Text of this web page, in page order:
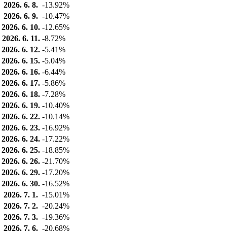
2026. 6. 8. -13.92%
2026. 6. 9. -10.47%
2026. 6. 10. -12.65%
2026. 6. 11. -8.72%
2026. 6. 12. -5.41%
2026. 6. 15. -5.04%
2026. 6. 16. -6.44%
2026. 6. 17. -5.86%
2026. 6. 18. -7.28%
2026. 6. 19. -10.40%
2026. 6. 22. -10.14%
2026. 6. 23. -16.92%
2026. 6. 24. -17.22%
2026. 6. 25. -18.85%
2026. 6. 26. -21.70%
2026. 6. 29. -17.20%
2026. 6. 30. -16.52%
2026. 7. 1. -15.01%
2026. 7. 2. -20.24%
2026. 7. 3. -19.36%
2026. 7. 6. -20.68%